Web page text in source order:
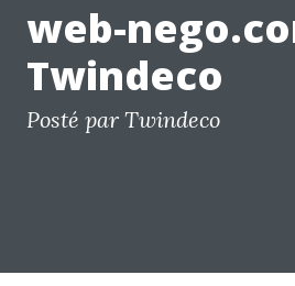
web-
Twindeco
Posté par Twindeco